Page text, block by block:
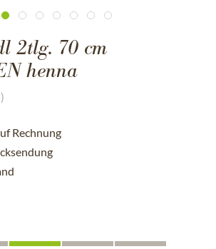
2tlg. 70 cm
henna
)
Rechnung